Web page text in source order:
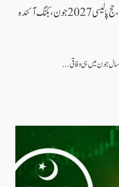
پاکستان کو”لبیتم” اور 3 پرائیویٹ عالمی ایوارڈز ملے،حج پالیسی 2027 جون ، بکنگ آئندہ